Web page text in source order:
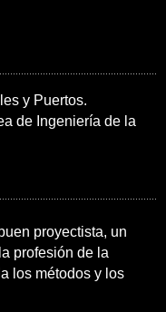
y Puertos.
de Ingeniería de la
proyectista, un
profesión de la
los métodos y los